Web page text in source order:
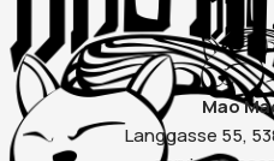
Mao
Langgasse 55,